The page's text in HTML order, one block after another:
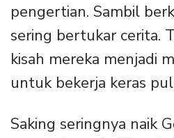
pengertian. Sambil
sering bertukar cerita.
kisah mereka menjadi
untuk bekerja keras
Saking seringnya naik